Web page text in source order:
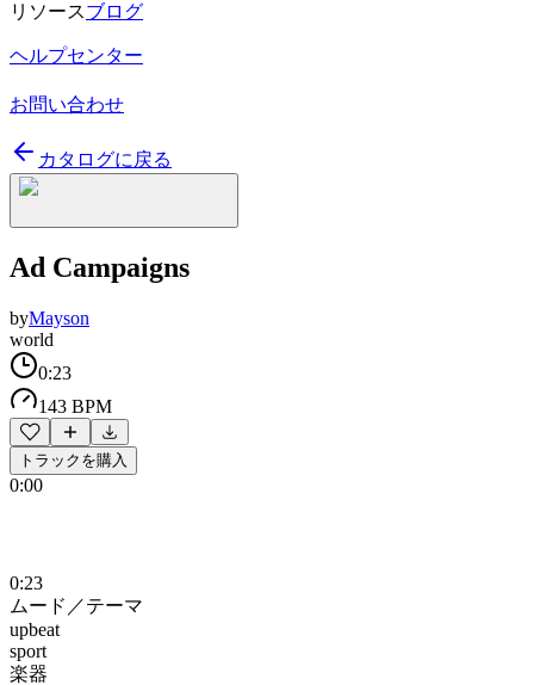
リソースブログ
ヘルプセンター
お問い合わせ
カタログに戻る
Ad Campaigns
byMayson
world
0:23
143 BPM
トラックを購入
0:00
0:23
ムード／テーマ
upbeat
sport
楽器